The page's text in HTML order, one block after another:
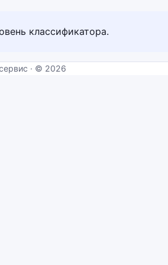
классификатора.
· © 2026